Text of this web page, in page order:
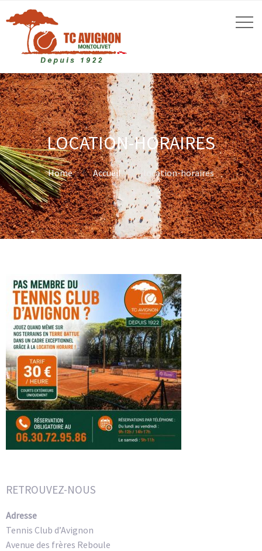
LOCATION-HORAIRES
Home Accueil location-horaires
RETROUVEZ-NOUS
Adresse
Tennis Club d’Avignon
Avenue des frères Reboule